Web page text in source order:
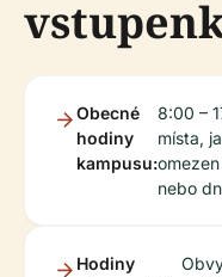
Obecné
hodiny
kampusu:
8:00 –
místa,
nebo
Hodiny